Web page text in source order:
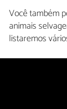
Você também
animais
listaremos